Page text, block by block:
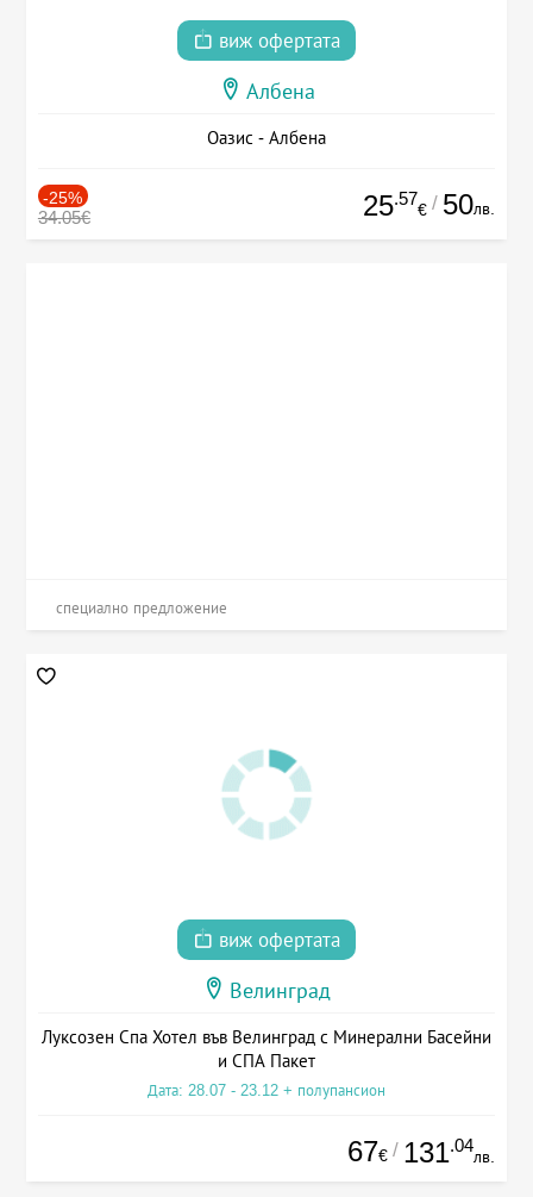
виж офертата
Албена
Оазис - Албена
-25%
34.05€ 25.57
€ / 50лв.
специално предложение
виж офертата
Велинград
Луксозен Спа Хотел във Велинград с Минерални Басейни
и СПА Пакет
Дата: 28.07 - 23.12 + полупансион
67€ / 131.04
лв.